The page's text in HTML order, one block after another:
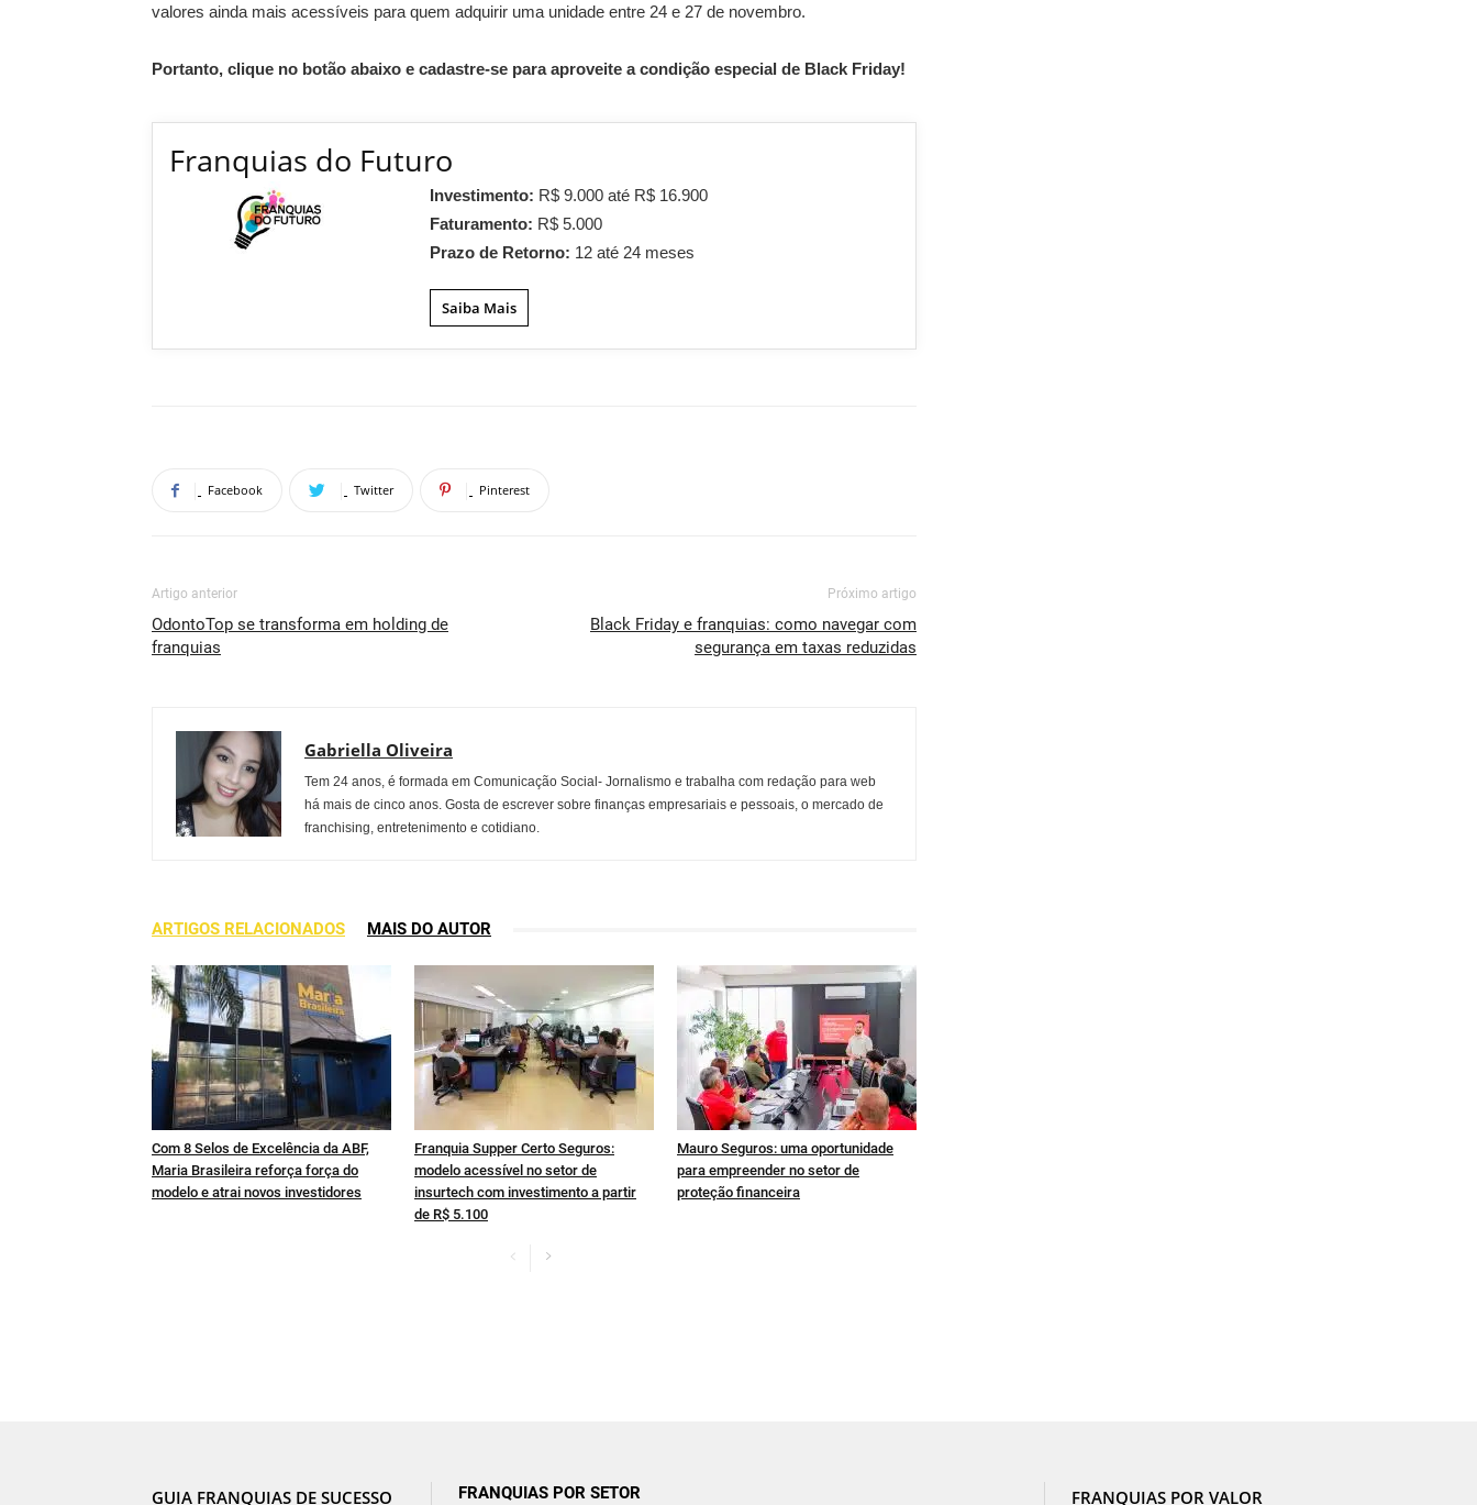
valores ainda mais acessíveis para quem adquirir uma unidade entre 24 e 27 de novembro.
Portanto, clique no botão abaixo e cadastre-se para aproveite a condição especial de Black Friday!
Franquias do Futuro
Investimento: R$ 9.000 até R$ 16.900
Faturamento: R$ 5.000
Prazo de Retorno: 12 até 24 meses
Saiba Mais
Facebook Twitter Pinterest
Artigo anterior
OdontoTop se transforma em holding de
franquias
Próximo artigo
Black Friday e franquias: como navegar com
segurança em taxas reduzidas
Gabriella Oliveira
Tem 24 anos, é formada em Comunicação Social- Jornalismo e trabalha com redação para web
há mais de cinco anos. Gosta de escrever sobre finanças empresariais e pessoais, o mercado de
franchising, entretenimento e cotidiano.
ARTIGOS RELACIONADOS MAIS DO AUTOR
Com 8 Selos de Excelência da ABF,
Maria Brasileira reforça força do
modelo e atrai novos investidores
Franquia Supper Certo Seguros:
modelo acessível no setor de
insurtech com investimento a partir
de R$ 5.100
Mauro Seguros: uma oportunidade
para empreender no setor de
proteção financeira
GUIA FRANQUIAS DE SUCESSO FRANQUIAS POR SETOR FRANQUIAS POR VALOR